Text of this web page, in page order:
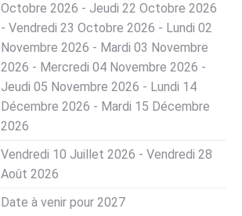
Octobre 2026 - Jeudi 22 Octobre 2026
- Vendredi 23 Octobre 2026 - Lundi 02
Novembre 2026 - Mardi 03 Novembre
2026 - Mercredi 04 Novembre 2026 -
Jeudi 05 Novembre 2026 - Lundi 14
Décembre 2026 - Mardi 15 Décembre
2026
Vendredi 10 Juillet 2026 - Vendredi 28
Août 2026
Date à venir pour 2027